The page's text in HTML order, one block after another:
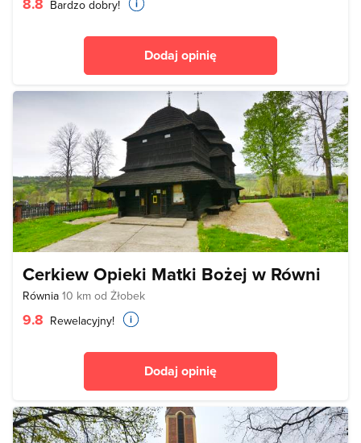
Bardzo dobry!
Dodaj opinię
Cerkiew Opieki Matki Bożej w Równi
Równia 10 km od Żłobek
9.8 Rewelacyjny!
Dodaj opinię